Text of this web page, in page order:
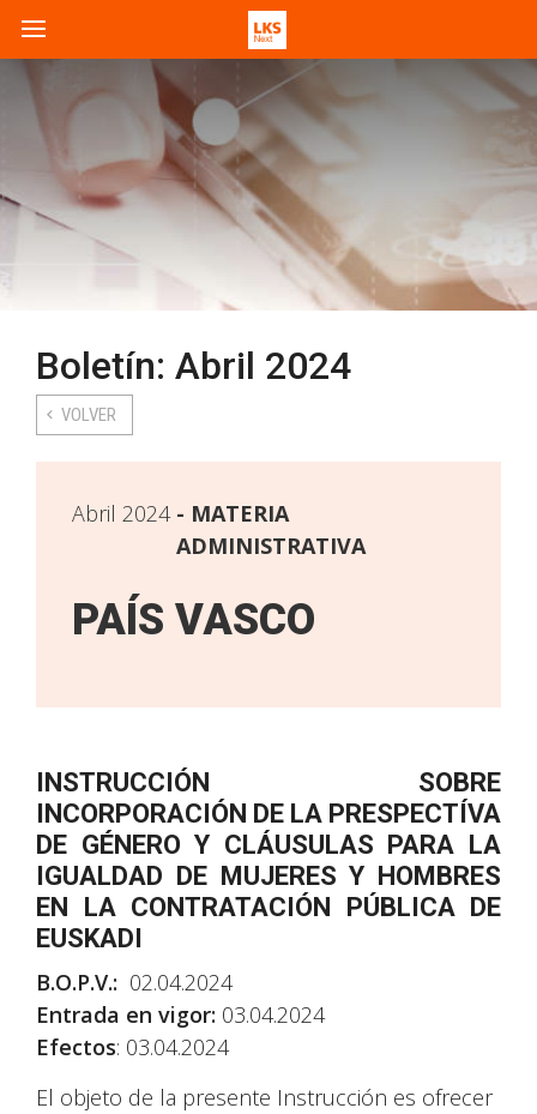
Boletín: Abril 2024
VOLVER
Abril 2024
MATERIA
ADMINISTRATIVA
PAÍS VASCO
INSTRUCCIÓN SOBRE
INCORPORACIÓN DE LA PRESPECTÍVA
DE GÉNERO Y CLÁUSULAS PARA LA
IGUALDAD DE MUJERES Y HOMBRES
EN LA CONTRATACIÓN PÚBLICA DE
EUSKADI
B.O.P.V.: 02.04.2024
Entrada en vigor: 03.04.2024
Efectos: 03.04.2024
El objeto de la presente Instrucción es ofrecer